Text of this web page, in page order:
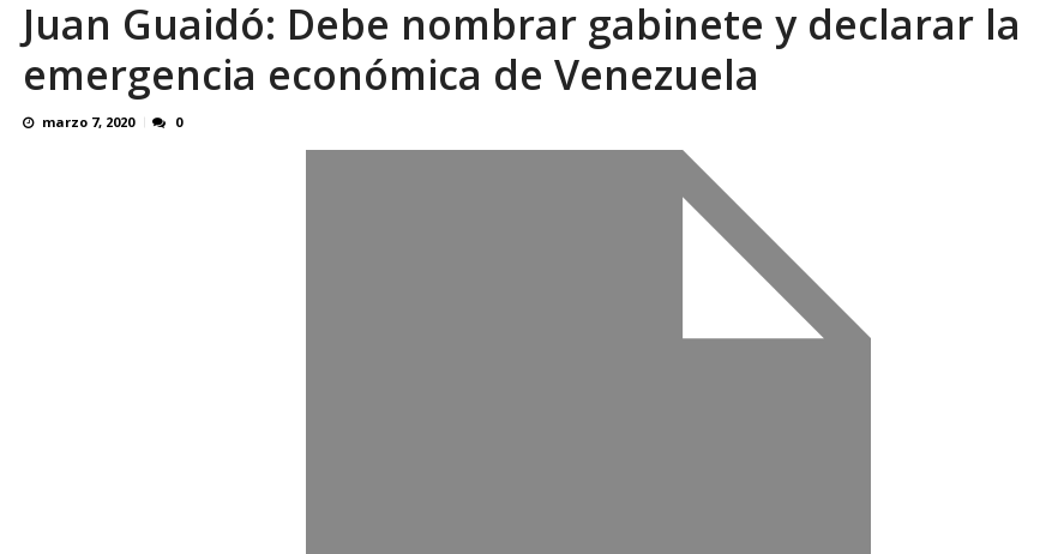
En 8 meses «876 horas de apagones» El desbastador costo del colapso eléctrico en... AGOSTO 7, 2026
Juan Guaidó: Debe nombrar gabinete y declarar la
emergencia económica de Venezuela
marzo 7, 2020 0